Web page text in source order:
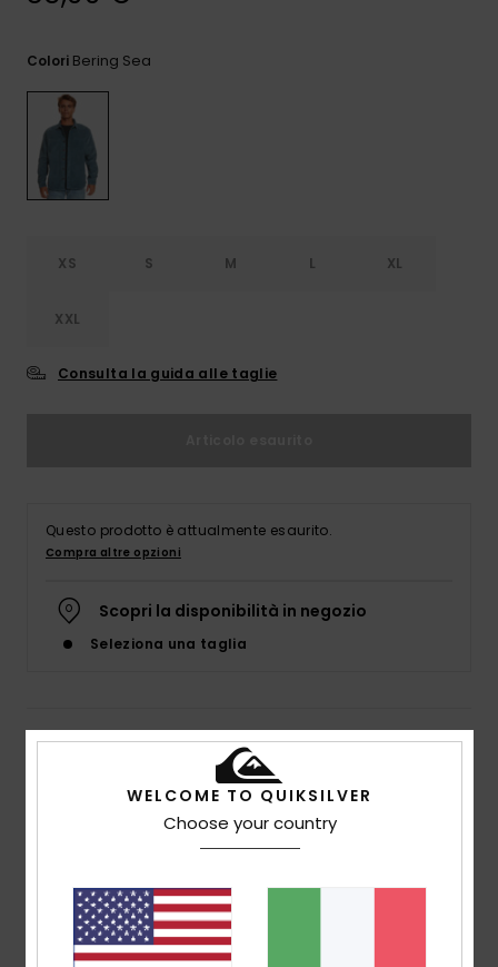
Colori Bering Sea
XS S M L XL
XXL
Consulta la guida alle taglie
Questo prodotto è attualmente esaurito.
Compra altre opzioni
Scopri la disponibilità in negozio
Seleziona una taglia
Dettagli & caratteristiche
Camicia a Maniche Lunghe Blu Uomo
EQYWT04516 Codice colore byg0
Caratteristiche
Tessuto ecosostenibile:
[315 g/m2]
WELCOME TO QUIKSILVER
Choose your country